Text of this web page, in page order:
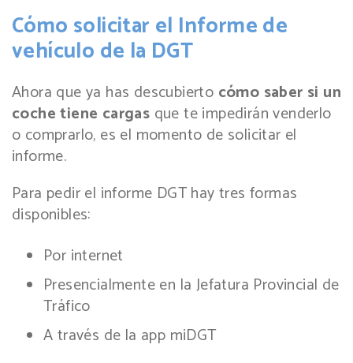
Cómo solicitar el Informe de
vehículo de la DGT
Ahora que ya has descubierto cómo saber si un
coche tiene cargas que te impedirán venderlo
o comprarlo, es el momento de solicitar el
informe.
Para pedir el informe DGT hay tres formas
disponibles:
Por internet
Presencialmente en la Jefatura Provincial de
Tráfico
A través de la app miDGT